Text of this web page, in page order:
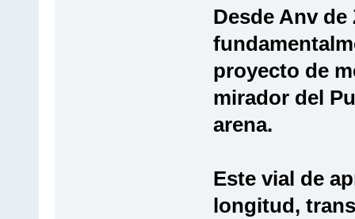
Desde Anv
proyecto de
mirador del
arena.
Este vial de
longitud,